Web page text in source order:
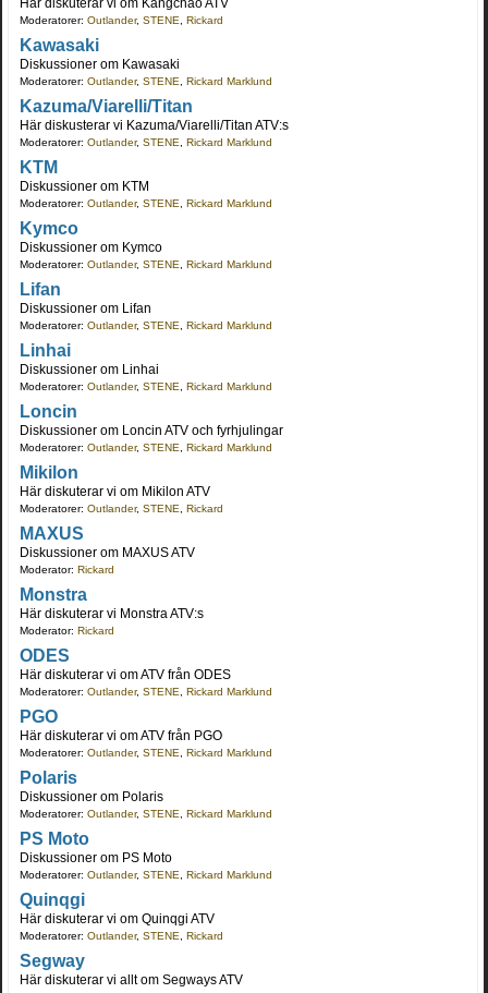
Moderatorer: Outlander, STENE Rickard
Kawasaki
Diskussioner om Kawasaki
Moderatorer: Outlander, STENE Rickard Marklund
Kazuma/Viarelli/Titan
Här diskusterar vi Kazuma/Viarelli/Titan ATV:s
Moderatorer: Outlander, STENE Rickard Marklund
KTM
Diskussioner om KTM
Moderatorer: Outlander, STENE Rickard Marklund
Kymco
Diskussioner om Kymco
Moderatorer: Outlander, STENE Rickard Marklund
Lifan
Diskussioner om Lifan
Moderatorer: Outlander, STENE Rickard Marklund
Linhai
Diskussioner om Linhai
Moderatorer: Outlander, STENE Rickard Marklund
Loncin
Diskussioner om Loncin ATV och fyrhjulingar
Moderatorer: Outlander, STENE Rickard Marklund
Mikilon
Här diskuterar vi om Mikilon ATV
Moderatorer: Outlander, STENE Rickard
MAXUS
Diskussioner om MAXUS ATV
Moderator: Rickard
Monstra
Här diskuterar vi Monstra ATV:s
Moderator: Rickard
ODES
Här diskuterar vi om ATV från ODES
Moderatorer: Outlander, STENE Rickard Marklund
PGO
Här diskuterar vi om ATV från PGO
Moderatorer: Outlander, STENE Rickard Marklund
Polaris
Diskussioner om Polaris
Moderatorer: Outlander, STENE Rickard Marklund
PS Moto
Diskussioner om PS Moto
Moderatorer: Outlander, STENE Rickard Marklund
Quinqgi
Här diskuterar vi om Quinqgi ATV
Moderatorer: Outlander, STENE Rickard
Segway
Här diskuterar vi allt om Segways ATV